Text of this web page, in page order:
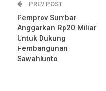
PREV POST
Pemprov Sumbar
Anggarkan Rp20 Miliar
Untuk Dukung
Pembangunan
Sawahlunto